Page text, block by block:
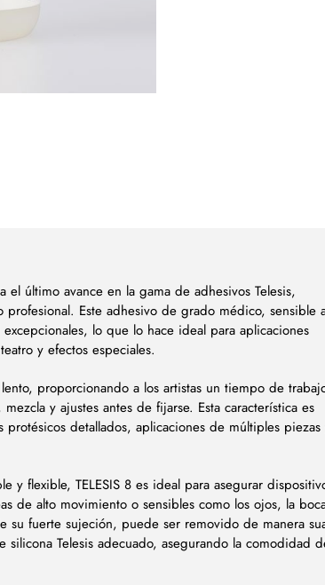
el último avance en la gama de adhesivos Telesis,
Este adhesivo de grado médico, sensible
lo que lo hace ideal para aplicaciones
y efectos especiales.
proporcionando a los artistas un tiempo de
y ajustes antes de fijarse. Esta característica es
detallados, aplicaciones de múltiples piezas
y flexible, TELESIS 8 es ideal para asegurar
de alto movimiento o sensibles como los ojos, la
su fuerte sujeción, puede ser removido de manera
Telesis adecuado, asegurando la comodidad